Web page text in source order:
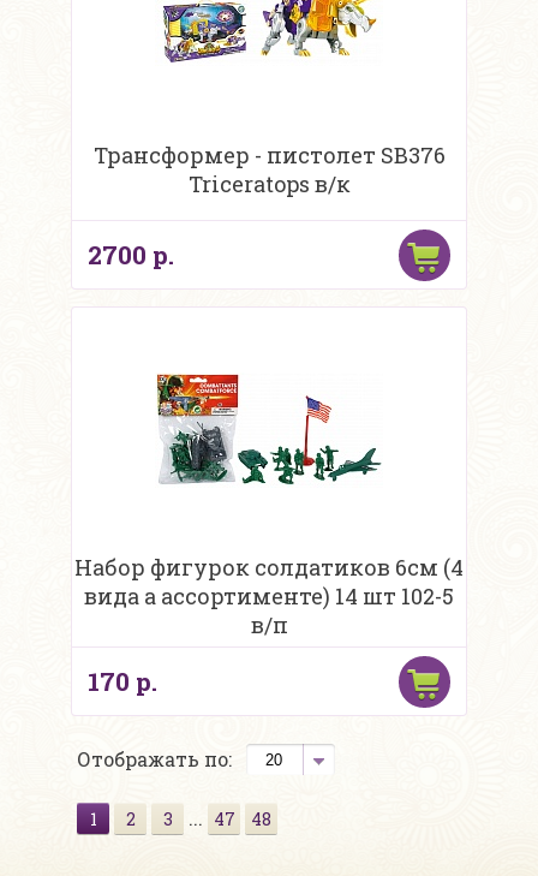
Трансформер - пистолет SB376
Triceratops в/к
2700 р.
Набор фигурок солдатиков 6см (4
вида а ассортименте) 14 шт 102-5
в/п
170 р.
Отображать по:
1 2 3 ... 47 48